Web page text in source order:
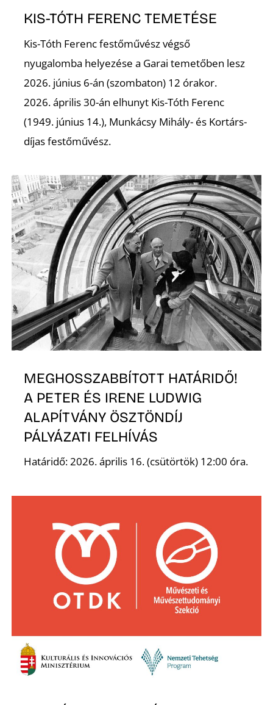
KIS-TÓTH FERENC TEMETÉSE
Kis-Tóth Ferenc festőművész végső
nyugalomba helyezése a Garai temetőben lesz
2026. június 6-án (szombaton) 12 órakor.
2026. április 30-án elhunyt Kis-Tóth Ferenc
(1949. június 14.), Munkácsy Mihály- és Kortárs-
díjas festőművész.
MEGHOSSZABBÍTOTT HATÁRIDŐ!
A PETER ÉS IRENE LUDWIG
ALAPÍTVÁNY ÖSZTÖNDÍJ
PÁLYÁZATI FELHÍVÁS
Határidő: 2026. április 16. (csütörtök) 12:00 óra.